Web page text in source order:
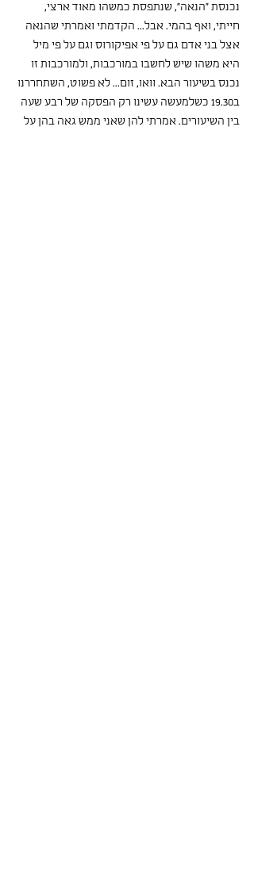
נכנסת "הנאה", שנתפסת כמשהו מאוד ארצי,
חייתי, ואף בהמי. אבל... הקדמתי ואמרתי שהנאה
אצל בני אדם גם על פי אפיקורוס וגם על פי מיל
היא משהו שיש לחשבו במורכבות, ולמורכבות זו
נכנס בשיעור הבא. וואו, זום... לא פשוט, השתחררנו
ב19.30 כשלמעשה עשינו רק הפסקה של רבע שעה
בין השיעורים. אמרתי להן שאני ממש גאה בהן על